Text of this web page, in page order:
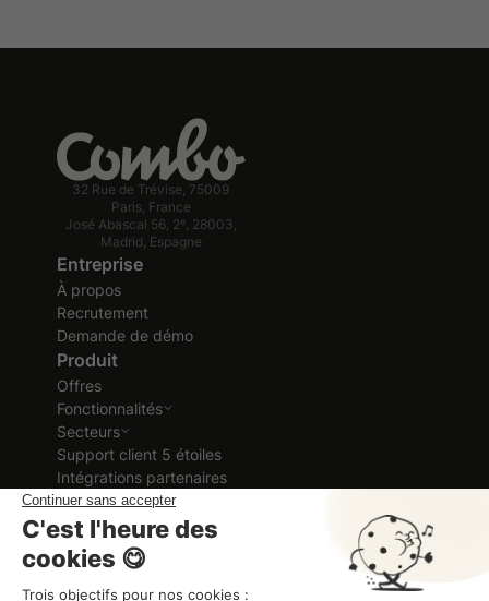
32 Rue de Trévise, 75009
Paris, France
José Abascal 56, 2º, 28003,
Madrid, Espagne
Entreprise
À propos
Recrutement
Demande de démo
Produit
Offres
Fonctionnalités
Secteurs
Support client 5 étoiles
Intégrations partenaires
Ressources
Cas clients
Ebook et Guides
Blog
Glossaire RH